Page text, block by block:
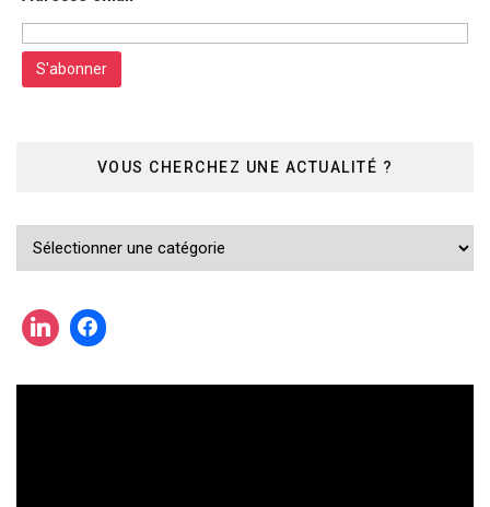
VOUS CHERCHEZ UNE ACTUALITÉ ?
Vous
actualité
?